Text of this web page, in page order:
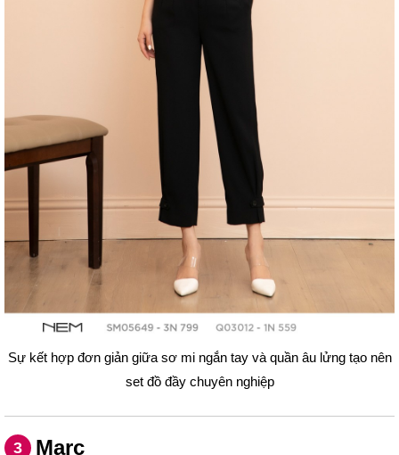
Sự kết hợp đơn giản giữa sơ mi ngắn tay và quần âu lửng tạo nên
set đồ đầy chuyên nghiệp
3 Marc